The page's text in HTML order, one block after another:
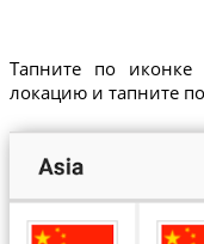
Тапните по иконке
локацию и тапните